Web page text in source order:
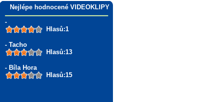
Nejlépe hodnocené VIDEOKLIPY
-
Hlasů:1
- Tacho
Hlasů:13
- Bíla Hora
Hlasů:15